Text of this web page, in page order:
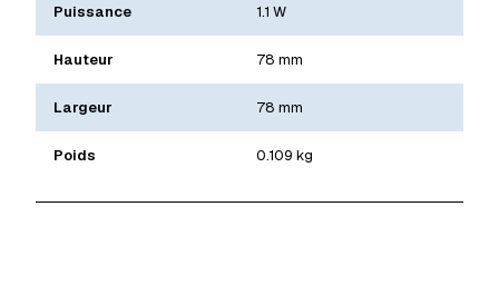
Puissance 1.1 W
Hauteur 78 mm
Largeur 78 mm
Poids 0.109 kg